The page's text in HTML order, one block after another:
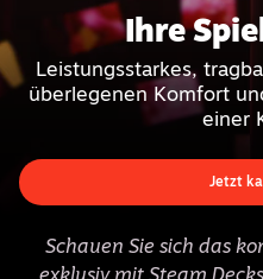
Verifiziert für das Steam
Technische Details
Jetzt
Ihre
Leistungsstarkes,
überlegenen Komfort
einer
Jetzt
Schauen Sie sich das
exklusiv mit Steam